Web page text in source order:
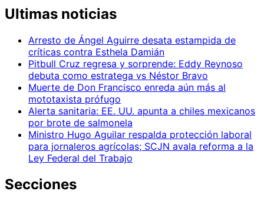
Ultimas noticias
Arresto de Ángel Aguirre desata estampida de
críticas contra Esthela Damián
Pitbull Cruz regresa y sorprende: Eddy Reynoso
debuta como estratega vs Néstor Bravo
Muerte de Don Francisco enreda aún más al
mototaxista prófugo
Alerta sanitaria: EE. UU. apunta a chiles mexicanos
por brote de salmonela
Ministro Hugo Aguilar respalda protección laboral
para jornaleros agrícolas; SCJN avala reforma a la
Ley Federal del Trabajo
Secciones